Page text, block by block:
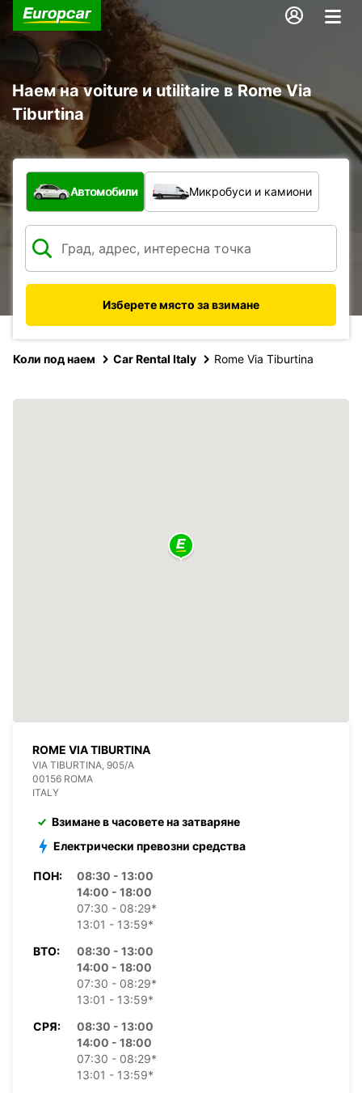
Наем на voiture и utilitaire в Rome Via
Tiburtina
С какво превозно средство?
Автомобили Микробуси и камиони
Изберете място за взимане
Коли под наем Car Rental Italy Rome Via Tiburtina
ROME VIA TIBURTINA
VIA TIBURTINA, 905/A
00156 ROMA
ITALY
Взимане в часовете на затваряне
Електрически превозни средства
ПОН:
08:30 - 13:00
14:00 - 18:00
07:30 - 08:29*
13:01 - 13:59*
ВТО:
08:30 - 13:00
14:00 - 18:00
07:30 - 08:29*
13:01 - 13:59*
СРЯ:
08:30 - 13:00
14:00 - 18:00
07:30 - 08:29*
13:01 - 13:59*